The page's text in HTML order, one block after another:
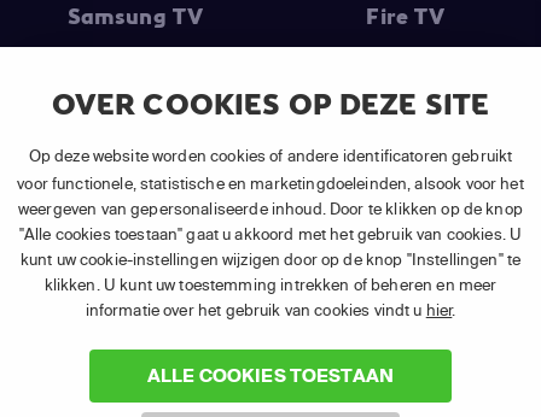
OVER COOKIES OP DEZE SITE
Op deze website worden cookies of andere identificatoren gebruikt
voor functionele, statistische en marketingdoeleinden, alsook voor het
weergeven van gepersonaliseerde inhoud. Door te klikken op de knop
"Alle cookies toestaan" gaat u akkoord met het gebruik van cookies. U
kunt uw cookie-instellingen wijzigen door op de knop "Instellingen" te
klikken. U kunt uw toestemming intrekken of beheren en meer
informatie over het gebruik van cookies vindt u hier.
ALLE COOKIES TOESTAAN
Samsung TV Fire TV
(1) De eerste 30 dagen gratis: Geldig op alle nieuwe abonnementen
van APP TV Light, Basic of Plus.
(2) Prijs abonnement : Incl. BTW.
(3) Restart & Replayis beschikbaar voorvolgende zendersafhankelijk
van je gekozen pakket.